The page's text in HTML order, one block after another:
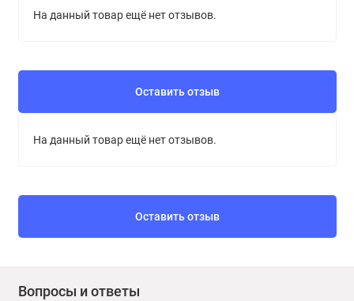
На данный товар ещё нет отзывов.
Оставить отзыв
На данный товар ещё нет отзывов.
Оставить отзыв
Вопросы и ответы